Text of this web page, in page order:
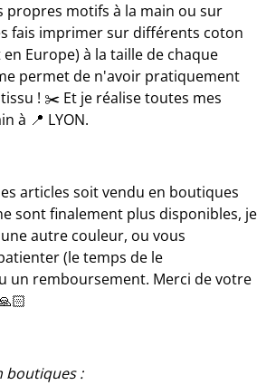
propres motifs à la main ou sur
fais imprimer sur différents coton
en Europe) à la taille de chaque
permet de n'avoir pratiquement
! ✂️ Et je réalise toutes mes
à 📍 LYON.
articles soit vendu en boutiques
sont finalement plus disponibles, je
autre couleur, ou vous
(le temps de le
un remboursement. Merci de votre
boutiques :